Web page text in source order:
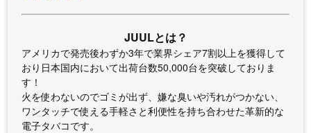
JUULとは？
アメリカで発売後わずか3年で業界シェア7割以上を獲得して
おり日本国内において出荷台数50,000台を突破しておりま
す！
火を使わないのでゴミが出ず、嫌な臭いや汚れがつかない、
ワンタッチで使える手軽さと利便性を持ち合わせた革新的な
電子タバコです。